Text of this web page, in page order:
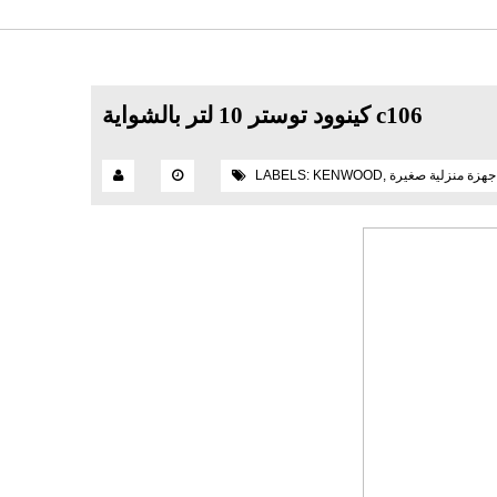
كينوود توستر 10 لتر بالشواية c106
LABELS: KENWOOD منزلية صغيرة